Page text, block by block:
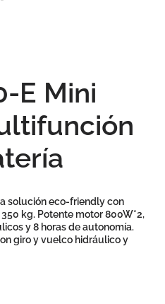
E Mini
solucióneco-friendlycon
kg. Potente motor 800W*2,
y 8 horas de autonomía.
giro y vuelco hidráulico y